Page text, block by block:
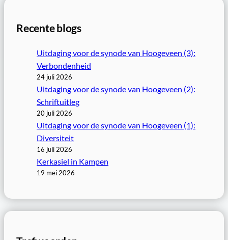
n
Recente blogs
Uitdaging voor de synode van Hoogeveen (3):
Verbondenheid
24 juli 2026
Uitdaging voor de synode van Hoogeveen (2):
Schriftuitleg
20 juli 2026
Uitdaging voor de synode van Hoogeveen (1):
Diversiteit
16 juli 2026
Kerkasiel in Kampen
19 mei 2026